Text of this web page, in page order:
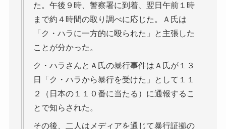
た。午後９時、警察署に到着、翌日午前１時
まで約４時間の取り調べに応じた。Ａ氏は
「ク・ハラに一方的に殴られた」と主張した
ことが分かった。
ク・ハラさんとＡ氏の暴行事件はＡ氏が１３
日「ク・ハラから暴行を受けた」として１１
２（日本の１１０番に当たる）に通報するこ
とで知らされた。
その後、二人はメディアを通じて暴行証拠の